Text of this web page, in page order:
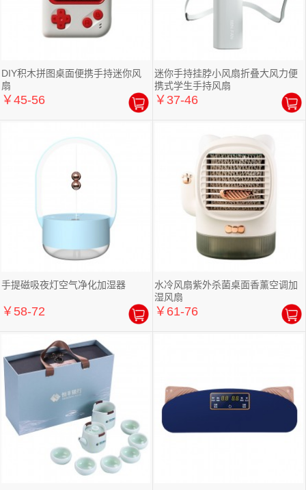
DIY积木拼图桌面便携手持迷你风
扇
￥45-56
迷你手持挂脖小风扇折叠大风力便
携式学生手持风扇
￥37-46
手提磁吸夜灯空气净化加湿器
￥58-72
水冷风扇紫外杀菌桌面香薰空调加
湿风扇
￥61-76